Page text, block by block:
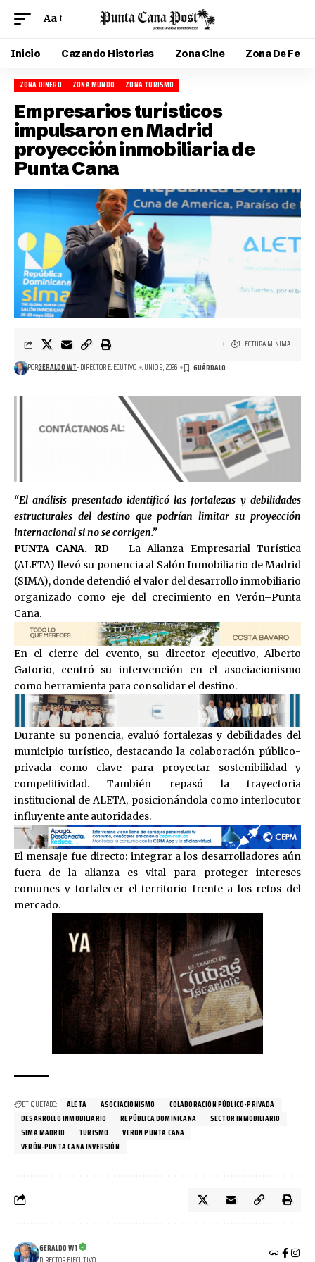
Aa
Inicio Cazando Historias Zona Cine Zona De Fe
ZONA DINERO ZONA MUNDO ZONA TURISMO
Empresarios turísticos
impulsaron en Madrid
proyección inmobiliaria de
Punta Cana
PORGERALDO WT- DIRECTOR EJECUTIVO JUNIO 9, 2026
1 LECTURA MÍNIMA
“El análisis presentado identificó las fortalezas y debilidades
estructurales del destino que podrían limitar su proyección
internacional si no se corrigen.”
PUNTA CANA. RD – La Alianza Empresarial Turística
(ALETA) llevó su ponencia al Salón Inmobiliario de Madrid
(SIMA), donde defendió el valor del desarrollo inmobiliario
organizado como eje del crecimiento en Verón–Punta
Cana.
En el cierre del evento, su director ejecutivo, Alberto
Gaforio, centró su intervención en el asociacionismo
como herramienta para consolidar el destino.
Durante su ponencia, evaluó fortalezas y debilidades del
municipio turístico, destacando la colaboración público-
privada como clave para proyectar sostenibilidad y
competitividad. También repasó la trayectoria
institucional de ALETA, posicionándola como interlocutor
influyente ante autoridades.
El mensaje fue directo: integrar a los desarrolladores aún
fuera de la alianza es vital para proteger intereses
comunes y fortalecer el territorio frente a los retos del
mercado.
ETIQUETADO: ALETA ASOCIACIONISMO
COLABORACIÓN PÚBLICO-PRIVADA
DESARROLLO INMOBILIARIO
REPÚBLICA DOMINICANA
SECTOR INMOBILIARIO
SIMA MADRID
TURISMO
VERON PUNTA CANA
VERÓN-PUNTA CANA INVERSIÓN
GERALDO WT